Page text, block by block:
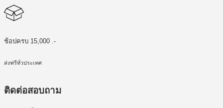
ช้อปครบ 15,000 .-
ส่งฟรีทั่วประเทศ
ติดต่อสอบถาม